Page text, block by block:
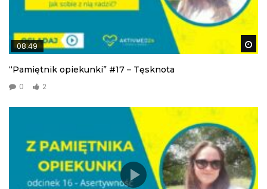
08:49
“Pamiętnik opiekunki” #17 – Tęsknota
0 2